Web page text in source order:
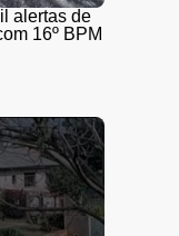
alertas de
16º BPM